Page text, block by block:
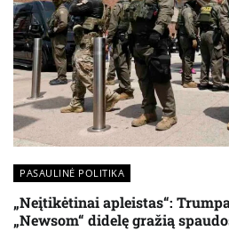
PASAULINĖ POLITIKA
„Neįtikėtinai apleistas“:
„Newsom“ didelę gražią